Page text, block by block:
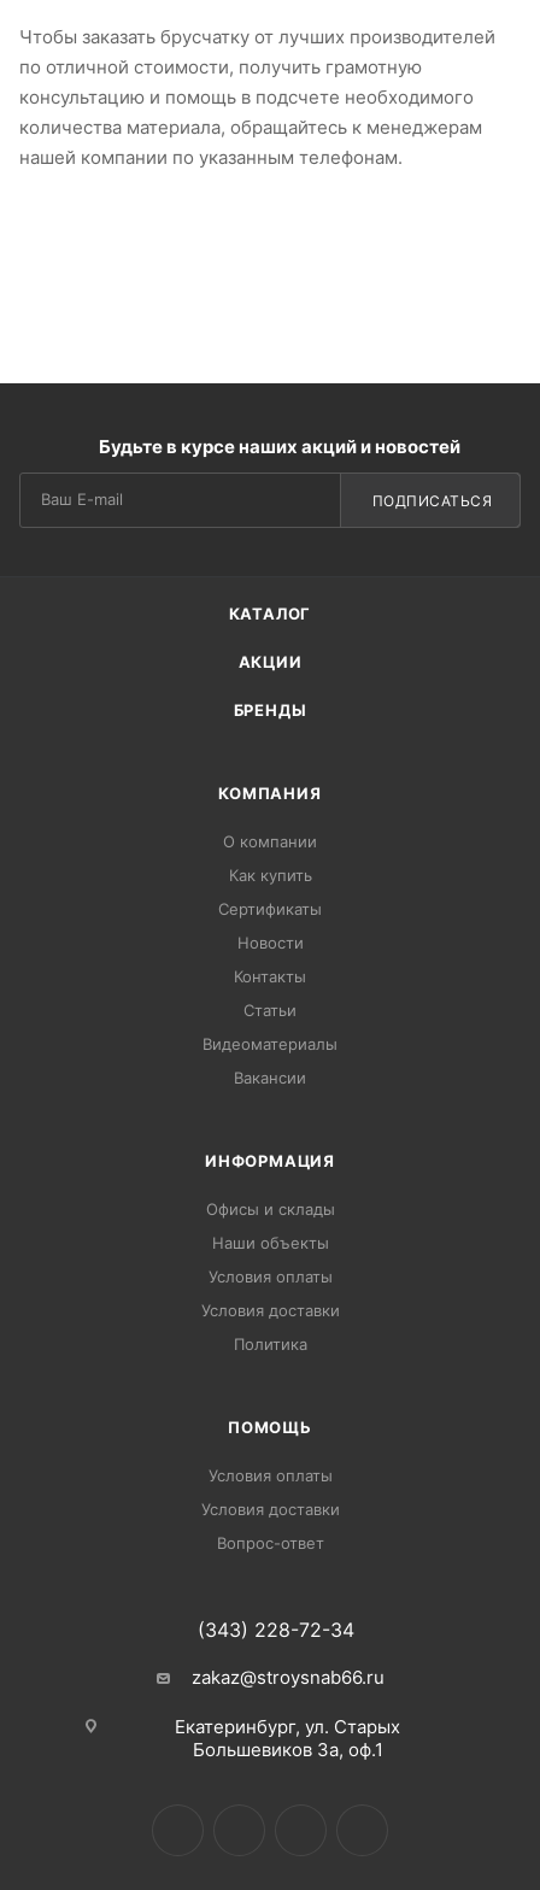
Чтобы заказать брусчатку от лучших производителей
по отличной стоимости, получить грамотную
консультацию и помощь в подсчете необходимого
количества материала, обращайтесь к менеджерам
нашей компании по указанным телефонам.
Будьте в курсе наших акций и новостей
ПОДПИСАТЬСЯ
КАТАЛОГ
АКЦИИ
БРЕНДЫ
КОМПАНИЯ
О компании
Как купить
Сертификаты
Новости
Контакты
Статьи
Видеоматериалы
Вакансии
ИНФОРМАЦИЯ
Офисы и склады
Наши объекты
Условия оплаты
Условия доставки
Политика
ПОМОЩЬ
Условия оплаты
Условия доставки
Вопрос-ответ
(343) 228-72-34
zakaz@stroysnab66.ru
Екатеринбург, ул. Старых
Большевиков 3а, оф.1